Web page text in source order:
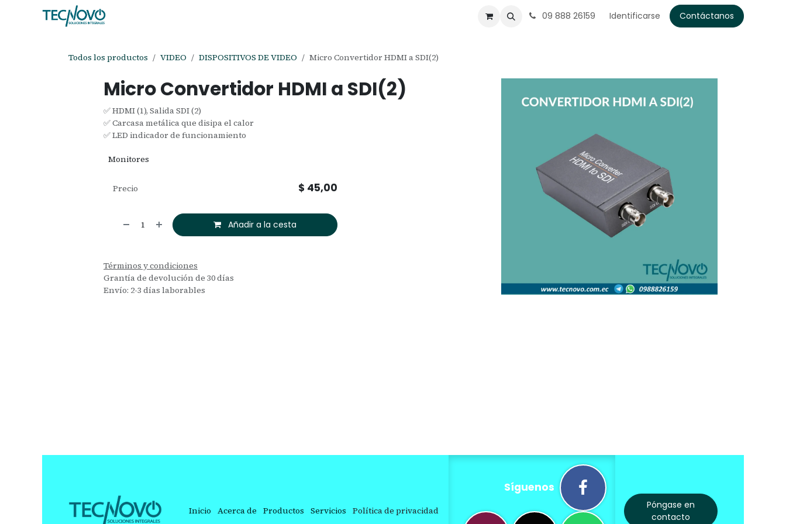
09 888 26159 Identificarse Contáctanos
Todos los productos VIDEO DISPOSITIVOS DE VIDEO Micro Convertidor HDMI a SDI(2)
Micro Convertidor HDMI a SDI(2)
✅ HDMI (1), Salida SDI (2)
✅ Carcasa metálica que disipa el calor
✅ LED indicador de funcionamiento
Monitores
Añadir a la cesta
Precio $ 45,00
Términos y condiciones
Grantía de devolución de 30 días
Envío: 2-3 días laborables
Inicio Acerca de Productos Servicios Política de privacidad
Síguenos
Póngase en
contacto